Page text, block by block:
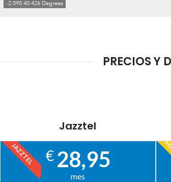
PRECIOS Y
Jazztel
JAZZTEL € 28,95
mes